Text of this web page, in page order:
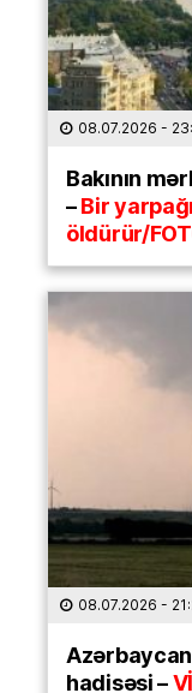
08.07.2026 -
Bakının
–Bir
öldürür/
08.07.2026 -
hadisəsi –